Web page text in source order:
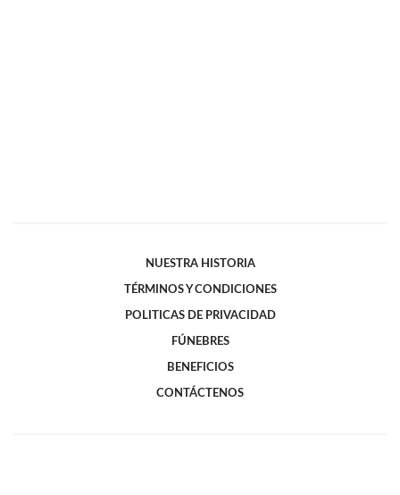
NUESTRA HISTORIA
TÉRMINOS Y CONDICIONES
POLITICAS DE PRIVACIDAD
FÚNEBRES
BENEFICIOS
CONTÁCTENOS